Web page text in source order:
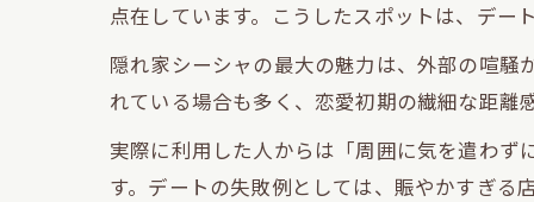
点在しています。こうしたスポットは、デー
隠れ家シーシャの最大の魅力は、外部の喧騒
れている場合も多く、恋愛初期の繊細な距離
実際に利用した人からは「周囲に気を遣わ
す。デートの失敗例としては、賑やかすぎる